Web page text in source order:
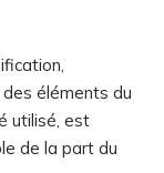
éléments du
utilisé, est
de la part du